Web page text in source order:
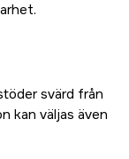
svärd från
kan väljas även